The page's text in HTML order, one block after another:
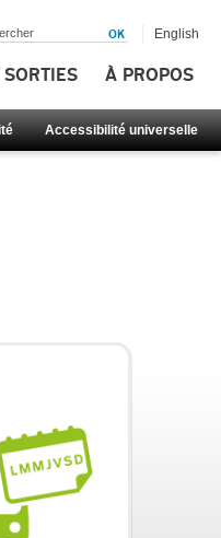
À PROPOS
Accessibilité universelle
English